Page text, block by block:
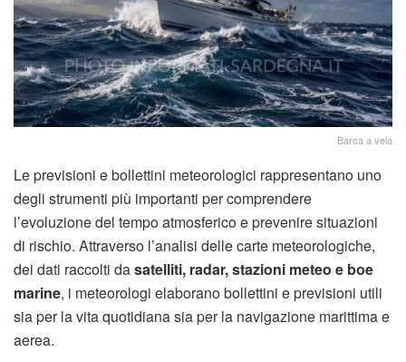
Barca a vela
Le previsioni e bollettini meteorologici rappresentano uno
degli strumenti più importanti per comprendere
l’evoluzione del tempo atmosferico e prevenire situazioni
di rischio. Attraverso l’analisi delle carte meteorologiche,
dei dati raccolti dasatelliti, radar, stazioni meteo e boe
marine, i meteorologi elaborano bollettini e previsioni utili
sia per la vita quotidiana sia per la navigazione marittima e
aerea.